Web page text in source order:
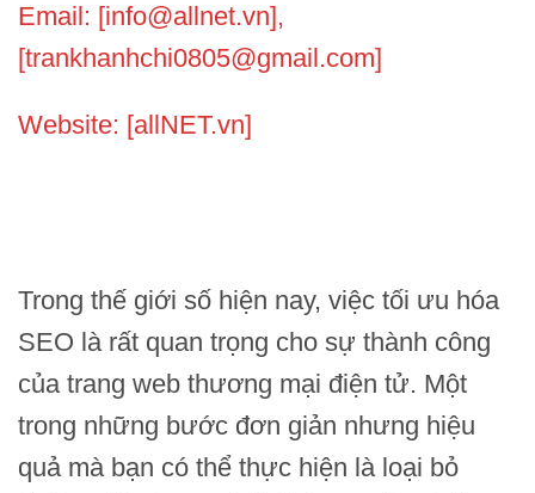
Email: [info@allnet.vn],
[trankhanhchi0805@gmail.com]
Website: [allNET.vn]
Trong thế giới số hiện nay, việc tối ưu hóa
SEO là rất quan trọng cho sự thành công
của trang web thương mại điện tử. Một
trong những bước đơn giản nhưng hiệu
quả mà bạn có thể thực hiện là loại bỏ